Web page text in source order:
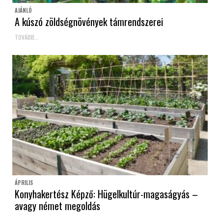
AJÁNLÓ
A kúszó zöldségnövények támrendszerei
TOVÁBB...
ÁPRILIS
Konyhakertész Képző: Hügelkultúr-magaságyás –
avagy német megoldás